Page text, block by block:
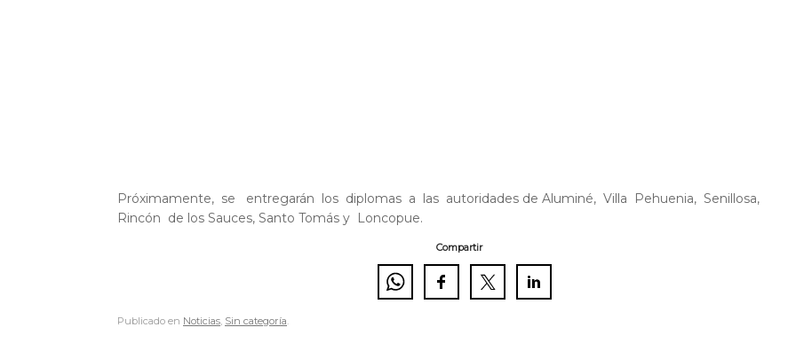
Próximamente, se entregarán los diplomas a las autoridades de Aluminé, Villa Pehuenia, Senillosa,
Rincón de los Sauces, Santo Tomás y Loncopue.
Compartir
Publicado en Noticias, Sin categoría.